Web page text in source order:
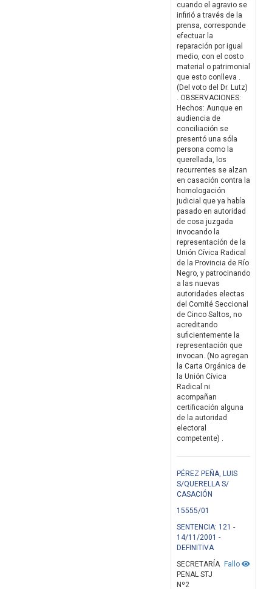
cuando el agravio se
infirió a través de la
prensa, corresponde
efectuar la
reparación por igual
medio, con el costo
material o patrimonial
que esto conlleva .
(Del voto del Dr. Lutz)
. OBSERVACIONES:
Hechos: Aunque en
audiencia de
conciliación se
presentó una sóla
persona como la
querellada, los
recurrentes se alzan
en casación contra la
homologación
judicial que ya había
pasado en autoridad
de cosa juzgada
invocando la
representación de la
Unión Cívica Radical
de la Provincia de Río
Negro, y patrocinando
a las nuevas
autoridades electas
del Comité Seccional
de Cinco Saltos, no
acreditando
suficientemente la
representación que
invocan. (No agregan
la Carta Orgánica de
la Unión Cívica
Radical ni
acompañan
certificación alguna
de la autoridad
electoral
competente) .
PÉREZ PEÑA, LUIS
S/QUERELLA S/
CASACIÓN
15555/01
SENTENCIA: 121 -
14/11/2001 -
DEFINITIVA
Fallo
SECRETARÍA
PENAL STJ
Nº2